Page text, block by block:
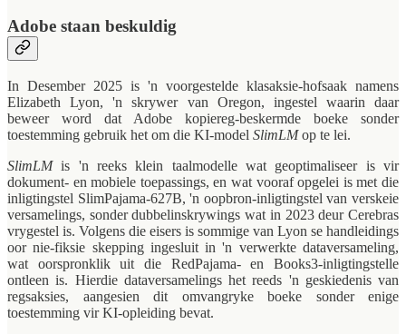
Adobe staan beskuldig
In Desember 2025 is 'n voorgestelde klasaksie-hofsaak namens
Elizabeth Lyon, 'n skrywer van Oregon, ingestel waarin daar
beweer word dat Adobe kopiereg-beskermde boeke sonder
toestemming gebruik het om die KI-model SlimLMop te lei.
SlimLMis 'n reeks klein taalmodelle wat geoptimaliseer is vir
dokument- en mobiele toepassings, en wat vooraf opgelei is met die
inligtingstel SlimPajama-627B, 'n oopbron-inligtingstel van verskeie
versamelings, sonder dubbelinskrywings wat in 2023 deur Cerebras
vrygestel is. Volgens die eisers is sommige van Lyon se handleidings
oor nie-fiksie skepping ingesluit in 'n verwerkte dataversameling,
wat oorspronklik uit die RedPajama-en Books3-inligtingstelle
ontleen is. Hierdie dataversamelings het reeds 'n geskiedenis van
regsaksies, aangesien dit omvangryke boeke sonder enige
toestemming vir KI-opleiding bevat.